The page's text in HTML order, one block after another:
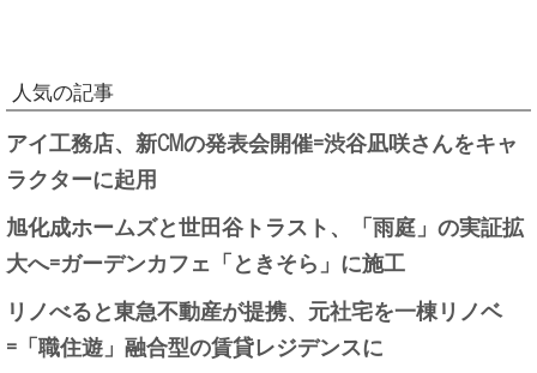
人気の記事
アイ工務店、新CMの発表会開催=渋谷凪咲さんをキャ
ラクターに起用
旭化成ホームズと世田谷トラスト、「雨庭」の実証拡
大へ=ガーデンカフェ「ときそら」に施工
リノべると東急不動産が提携、元社宅を一棟リノベ
=「職住遊」融合型の賃貸レジデンスに